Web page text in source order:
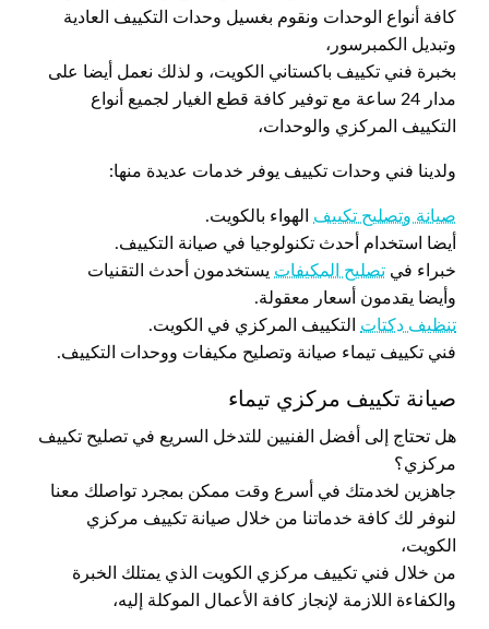
كافة أنواع الوحدات ونقوم بغسيل وحدات التكييف العادية
وتبديل الكمبرسور،
بخبرة فني تكييف باكستاني الكويت، و لذلك نعمل أيضا على
مدار 24 ساعة مع توفير كافة قطع الغيار لجميع أنواع
التكييف المركزي والوحدات،
ولدينا فني وحدات تكييف يوفر خدمات عديدة منها:
صيانة وتصليح تكييف الهواء بالكويت.
أيضا استخدام أحدث تكنولوجيا في صيانة التكييف.
خبراء في تصليح المكيفات يستخدمون أحدث التقنيات
وأيضا يقدمون أسعار معقولة.
تنظيف دكتات التكييف المركزي في الكويت.
فني تكييف تيماء صيانة وتصليح مكيفات ووحدات التكييف.
صيانة تكييف مركزي تيماء
هل تحتاج إلى أفضل الفنيين للتدخل السريع في تصليح تكييف
مركزي؟
جاهزين لخدمتك في أسرع وقت ممكن بمجرد تواصلك معنا
لنوفر لك كافة خدماتنا من خلال صيانة تكييف مركزي
الكويت،
من خلال فني تكييف مركزي الكويت الذي يمتلك الخبرة
والكفاءة اللازمة لإنجاز كافة الأعمال الموكلة إليه،